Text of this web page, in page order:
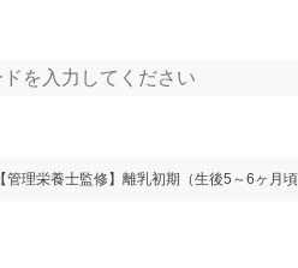
【管理栄養士監修】離乳初期（生後5～6ヶ月